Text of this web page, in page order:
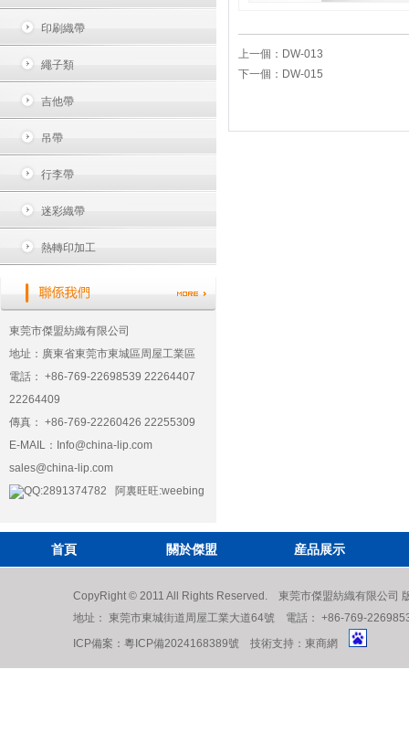
印刷織帶
繩子類
吉他帶
吊帶
行李帶
迷彩織帶
熱轉印加工
東莞市傑盟紡織有限公司
地址：廣東省東莞市東城區周屋工業區
電話： +86-769-22698539 22264407
22264409
傳真： +86-769-22260426 22255309
E-MAIL： Info@china-lip.com
sales@china-lip.com
QQ:2891374782 阿裏旺旺:weebing
上一個： DW-013
下一個： DW-015
首頁 關於傑盟 産品展示
CopyRight © 2011 All Rights Reserved. 東莞市傑盟紡織有限公司
地址： 東莞市東城街道周屋工業大道64號 電話： +86-769-
ICP備案： 粵ICP備2024168389號 技術支持： 東商網